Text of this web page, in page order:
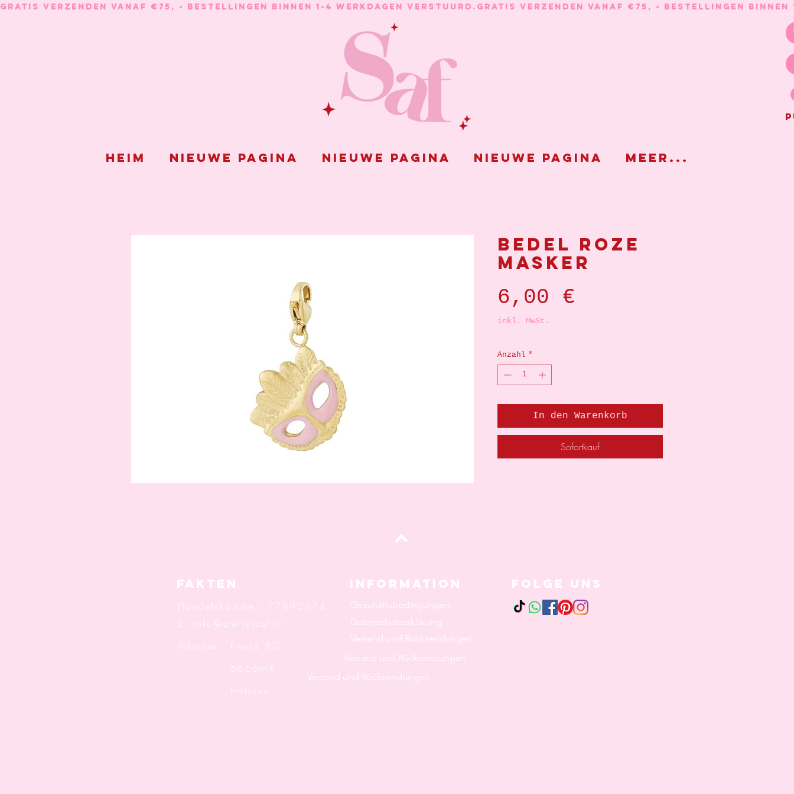
GRATIS VERZENDEN VANAF €75, - BESTELLINGEN BINNEN 1-4 WERKDAGEN VERSTUURD.
Heim Nieuwe pagina Nieuwe pagina Nieuwe pagina Meer...
Bedel roze
masker
6,00 €
inkl. MwSt.
Anzahl *
In den Warenkorb
Sofortkauf
Fakten Information
Handelskammer: 77890574
E:
info@ateliersaf.nl
Adresse: 't veld 3G
6666MK
Heteren
Geschäftsbedingungen
Datenschutzerklärung
Versand und Rücksendungen
Versand und Rücksendungen
Versand und Rücksendungen
Folge uns